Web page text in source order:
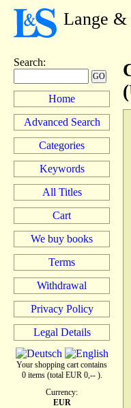
Lange &
Search:
Home
Advanced Search
Categories
Keywords
All Titles
Cart
We buy books
Terms
Withdrawal
Privacy Policy
Legal Details
Your shopping cart contains
0 items (total EUR 0,-- ).
Currency:
EUR